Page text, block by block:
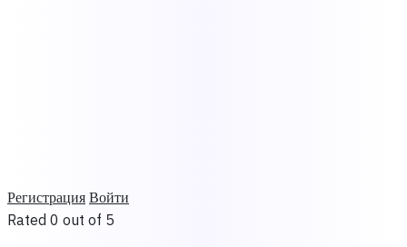
Регистрация Войти
Rated 0 out of 5